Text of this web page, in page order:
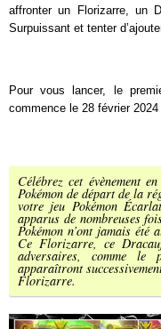
affronter un Florizarre, un
Surpuissant et tenter
Pour vous lancer, le
commence le 28 février
Célébrez cet évènement
Pokémon de départ de la
votre jeu Pokémon
apparus de nombreuses
Pokémon n’ont jamais été
Ce Florizarre, ce
adversaires, comme
apparaîtront
Florizarre.